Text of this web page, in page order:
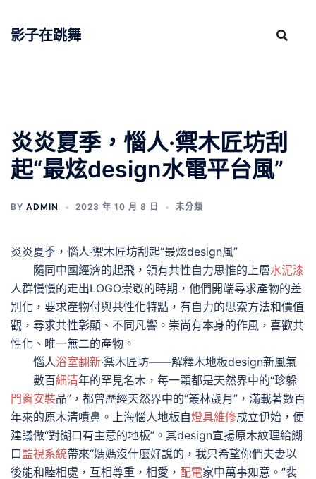
影子在跳舞
炎炎夏季，惱人·禦木匠坊刮
起“最炫design水電平台風”
BY ADMIN 2023 年 10 月 8 日 未分類
炎炎夏季，惱人·禦木匠坊刮起“最炫design風”
隨同中國經濟的起飛，領有共性自力思惟的上層水泥漆
人群慢慢的走出LOGO崇敬的時期，他們開端尋求產物的差
別化，要求產物付與共性化特點，有自力的思索方法和價值
觀，尋求共性彰顯、不同凡響。崇尚有本身的作風，喜歡共
性化、唯一無二的產物。
惱人浴室翻新·禦木匠坊——解釋木地板design新風氣
數百細清年的罕見名木，每一顆都是天然界中的“珍躲
門窗安裝品”，都曾歷經天然界中的“叢林歲月”，滿載著數百
年來的原木清噴鼻。上海惱人地板自燈具維修成立伊始，便
建議做“對餬口有主意的地板”。其design宣揚原木紋理給餬
口監視系統帶來“媽媽沒什麼好說的，我只希望你們夫妻以
後能和睦相處，互相尊重，相愛， 配電家中萬事如意。”裴